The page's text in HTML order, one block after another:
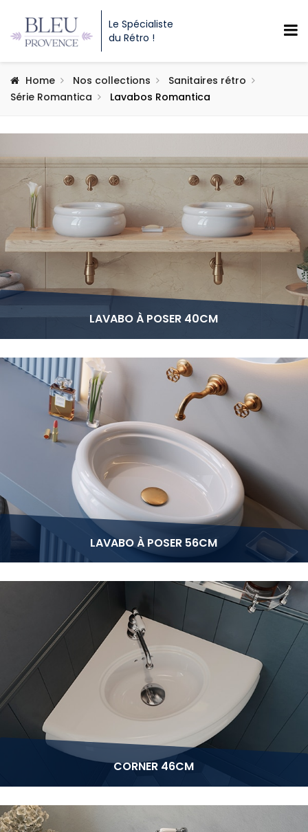
Le Spécialiste
du Rétro !
Home Nos collections
Sanitaires rétro
Série Romantica
Lavabos Romantica
LAVABO À POSER 40CM
LAVABO À POSER 56CM
CORNER 46CM